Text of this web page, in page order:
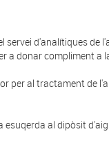
servei d'analítiques de
a donar compliment a
per al tractament de
esuqerda al dipòsit